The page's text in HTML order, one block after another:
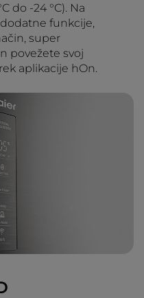
do -24 °C). Na
funkcije,
super
povežete svoj
aplikacije hOn.